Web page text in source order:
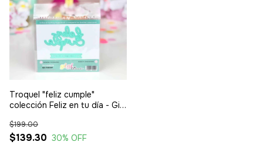
Troquel "feliz cumple"
colección Feliz en tu día - Gigi
$139.30
$199.00
30% OFF